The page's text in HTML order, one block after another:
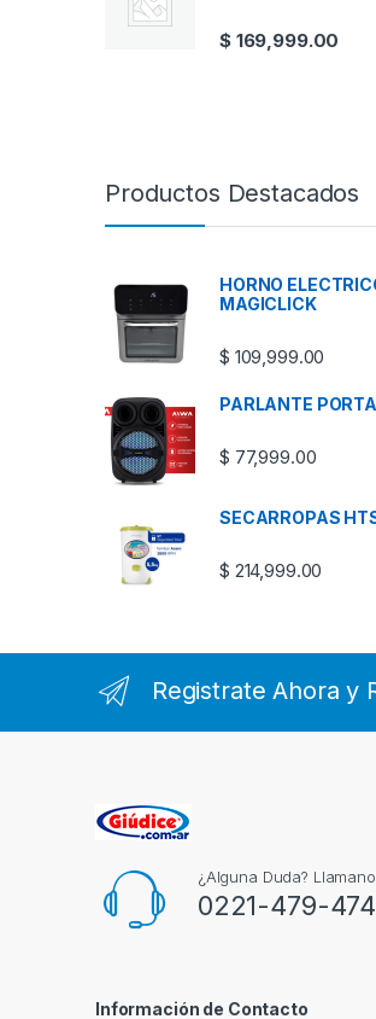
$169,999.00
Productos Destacados
HORNO
MAGICLICK
$ 109,999.00
PARLANTE
$ 77,999.00
SECARROPAS
$ 214,999.00
Registrate Ahora y
¿Alguna Duda?
0221-479-
Información de Contacto